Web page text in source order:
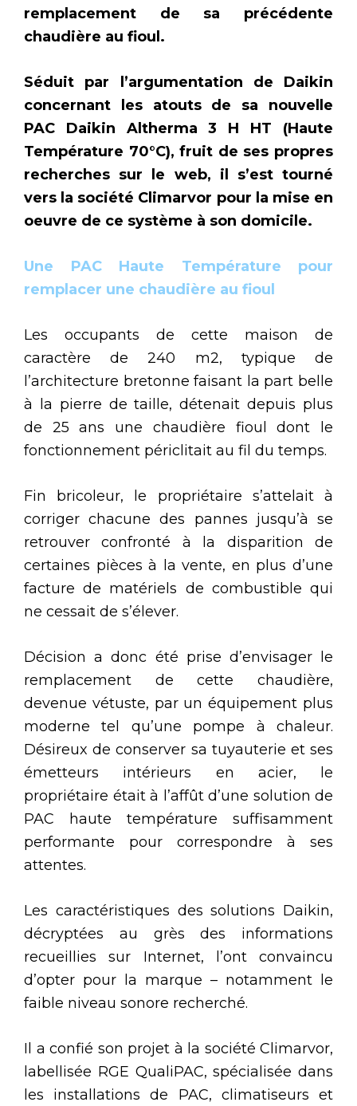
remplacement de sa précédente
chaudière au fioul.
Séduit par l’argumentation de Daikin
concernant les atouts de sa nouvelle
PAC Daikin Altherma 3 H HT (Haute
Température 70°C), fruit de ses propres
recherches sur le web, il s’est tourné
vers la société Climarvor pour la mise en
oeuvre de ce système à son domicile.
Une PAC Haute Température pour
remplacer une chaudière au fioul
Les occupants de cette maison de
caractère de 240 m2, typique de
l’architecture bretonne faisant la part belle
à la pierre de taille, détenait depuis plus
de 25 ans une chaudière fioul dont le
fonctionnement périclitait au fil du temps.
Fin bricoleur, le propriétaire s’attelait à
corriger chacune des pannes jusqu’à se
retrouver confronté à la disparition de
certaines pièces à la vente, en plus d’une
facture de matériels de combustible qui
ne cessait de s’élever.
Décision a donc été prise d’envisager le
remplacement de cette chaudière,
devenue vétuste, par un équipement plus
moderne tel qu’une pompe à chaleur.
Désireux de conserver sa tuyauterie et ses
émetteurs intérieurs en acier, le
propriétaire était à l’affût d’une solution de
PAC haute température suffisamment
performante pour correspondre à ses
attentes.
Les caractéristiques des solutions Daikin,
décryptées au grès des informations
recueillies sur Internet, l’ont convaincu
d’opter pour la marque – notamment le
faible niveau sonore recherché.
Il a confié son projet à la société Climarvor,
labellisée RGE QualiPAC, spécialisée dans
les installations de PAC, climatiseurs et